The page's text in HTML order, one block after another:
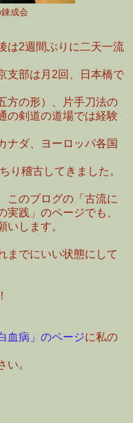
成会
は2週間ぶりに二天一流
支部は月2回、日本橋で
方の形）、片手刀法の
の剣道の道場では経験
ダ、ヨーロッパ各国
り稽古してきました。
このブログの「古流に
践」のページでも、
いします。
までにいい状態にして
血病」のページに私の
い。